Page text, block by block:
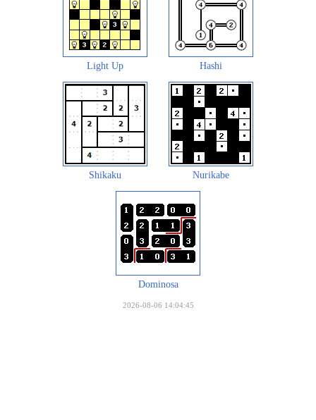
Light Up Hashi
Shikaku Nurikabe
Dominosa
2026-08-06 14:04:45